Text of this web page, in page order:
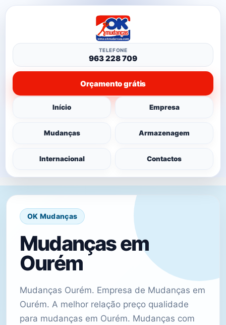
Início Empresa
Mudanças Armazenagem
Internacional Contactos
TELEFONE
963 228 709
Orçamento grátis
OK Mudanças
Mudanças em
Ourém
Mudanças Ourém. Empresa de Mudanças em
Ourém. A melhor relação preço qualidade
para mudanças em Ourém. Mudanças com